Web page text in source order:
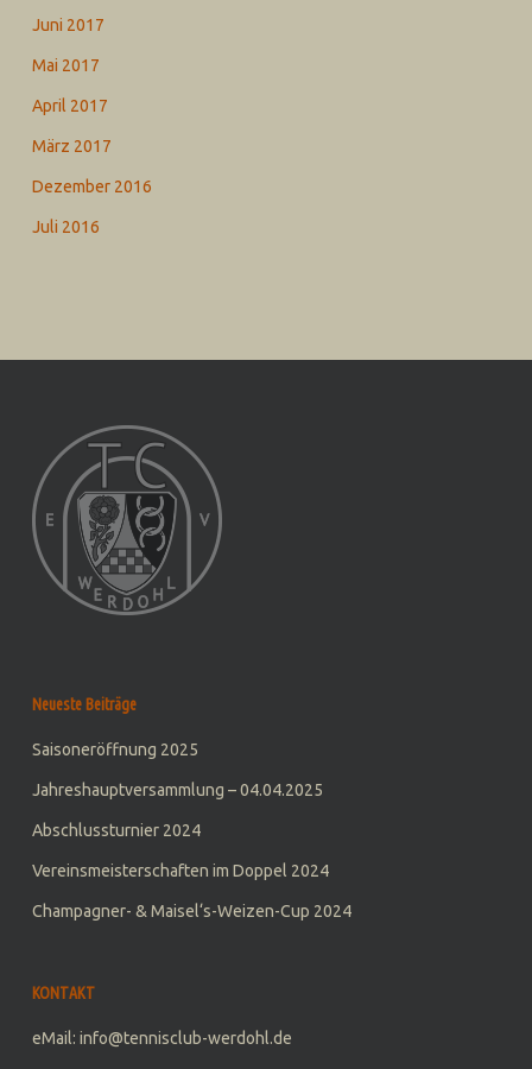
Juni 2017
Mai 2017
April 2017
März 2017
Dezember 2016
Juli 2016
Neueste Beiträge
Saisoneröffnung 2025
Jahreshauptversammlung – 04.04.2025
Abschlussturnier 2024
Vereinsmeisterschaften im Doppel 2024
Champagner- & Maisel‘s-Weizen-Cup 2024
KONTAKT
eMail: info@tennisclub-werdohl.de